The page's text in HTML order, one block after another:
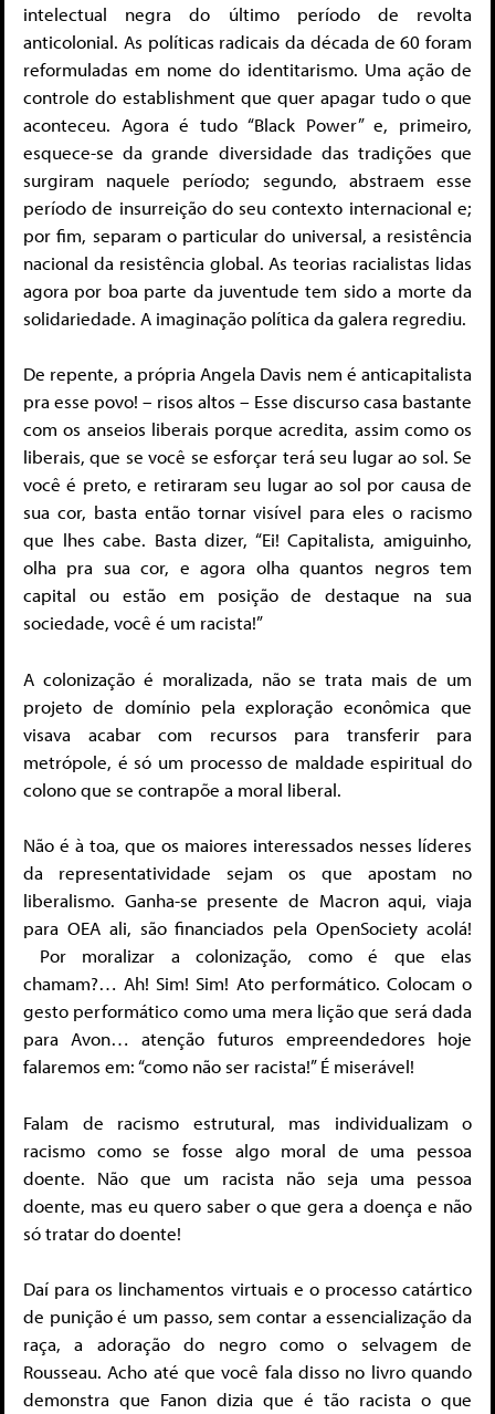
intelectual negra do último período de revolta
anticolonial. As políticas radicais da década de 60 foram
reformuladas em nome do identitarismo. Uma ação de
controle do establishment que quer apagar tudo o que
aconteceu. Agora é tudo “Black Power” e, primeiro,
esquece-se da grande diversidade das tradições que
surgiram naquele período; segundo, abstraem esse
período de insurreição do seu contexto internacional e;
por fim, separam o particular do universal, a resistência
nacional da resistência global. As teorias racialistas lidas
agora por boa parte da juventude tem sido a morte da
solidariedade. A imaginação política da galera regrediu.
De repente, a própria Angela Davis nem é anticapitalista
pra esse povo! – risos altos – Esse discurso casa bastante
com os anseios liberais porque acredita, assim como os
liberais, que se você se esforçar terá seu lugar ao sol. Se
você é preto, e retiraram seu lugar ao sol por causa de
sua cor, basta então tornar visível para eles o racismo
que lhes cabe. Basta dizer, “Ei! Capitalista, amiguinho,
olha pra sua cor, e agora olha quantos negros tem
capital ou estão em posição de destaque na sua
sociedade, você é um racista!”
A colonização é moralizada, não se trata mais de um
projeto de domínio pela exploração econômica que
visava acabar com recursos para transferir para
metrópole, é só um processo de maldade espiritual do
colono que se contrapõe a moral liberal.
Não é à toa, que os maiores interessados nesses líderes
da representatividade sejam os que apostam no
liberalismo. Ganha-se presente de Macron aqui, viaja
para OEA ali, são financiados pela OpenSociety acolá!
Por moralizar a colonização, como é que elas
chamam?… Ah! Sim! Sim! Ato performático. Colocam o
gesto performático como uma mera lição que será dada
para Avon… atenção futuros empreendedores hoje
falaremos em: “como não ser racista!” É miserável!
Falam de racismo estrutural, mas individualizam o
racismo como se fosse algo moral de uma pessoa
doente. Não que um racista não seja uma pessoa
doente, mas eu quero saber o que gera a doença e não
só tratar do doente!
Daí para os linchamentos virtuais e o processo catártico
de punição é um passo, sem contar a essencialização da
raça, a adoração do negro como o selvagem de
Rousseau. Acho até que você fala disso no livro quando
demonstra que Fanon dizia que é tão racista o que